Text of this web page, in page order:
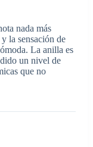
nada más
la sensación de
La anilla es
un nivel de
que no